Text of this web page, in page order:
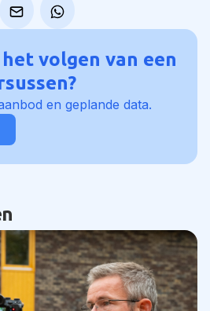
volgen van een
en geplande data.